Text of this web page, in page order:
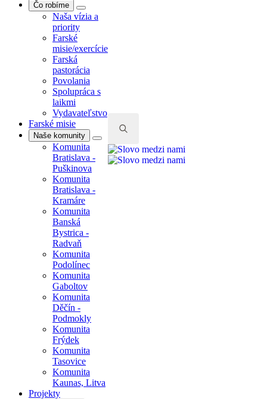
Čo robíme
Naša vízia a
priority
Farské
misie/exercície
Farská
pastorácia
Povolania
Spolupráca s
laikmi
Vydavateľstvo
Farské misie
Naše komunity
Komunita
Bratislava -
Puškinova
Komunita
Bratislava -
Kramáre
Komunita
Banská
Bystrica -
Radvaň
Komunita
Podolínec
Komunita
Gaboltov
Komunita
Děčín -
Podmokly
Komunita
Frýdek
Komunita
Tasovice
Komunita
Kaunas, Litva
Projekty
Search
for: